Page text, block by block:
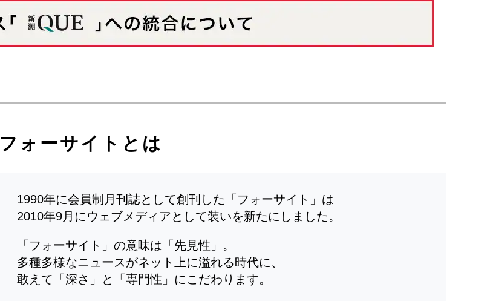
フォーサイトとは
1990年に会員制月刊誌として創刊した「フォーサイト」は
2010年9月にウェブメディアとして装いを新たにしました。
「フォーサイト」の意味は「先見性」。
多種多様なニュースがネット上に溢れる時代に、
敢えて「深さ」と「専門性」にこだわります。